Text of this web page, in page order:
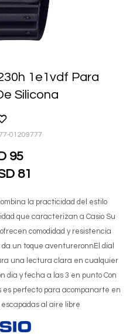
1e1vdf Para
Silicona
01209777
95
81
la practicidad del estilo
que caracterizan a Casio Su
comodidad y resistencia
un toque aventureronnEl dial
una lectura clara en cualquier
dia y fecha a las 3 en punto Con
es perfecto para acompanarte en
al aire libre